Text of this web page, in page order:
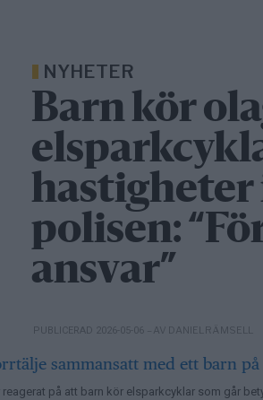
NYHETER
Barn kör
hastigheter
polisen:
ansvar”
PUBLICERAD 2026-05-06 – AV DANIEL RÄMSELL
reagerat på att barn kör elsparkcyklar som går